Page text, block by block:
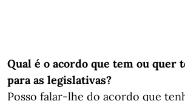
Qual é o acordo que tem ou quer
para as legislativas?
Posso falar-lhe do acordo que